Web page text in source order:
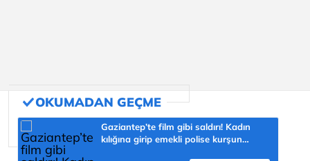
Gaziantep’te film gibi saldırı! Kadın
kılığına girip emekli polise kurşun